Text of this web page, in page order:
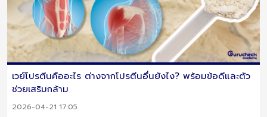
เวย์โปรตีนคืออะไร ต่างจากโปรตีนอื่นยังไง? พร้อมข้อดีและตัว
ช่วยเสริมกล้าม
2026-04-21 17:05